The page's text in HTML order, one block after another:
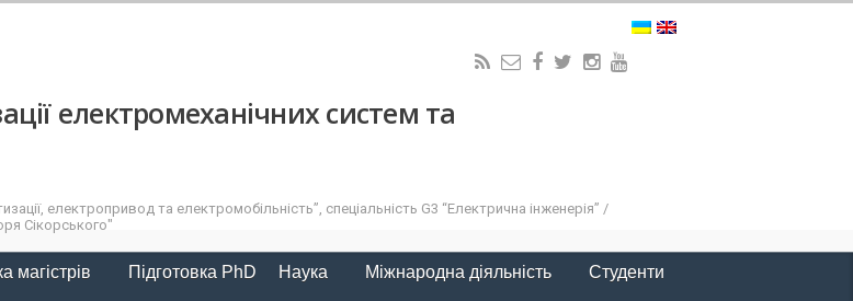
електромеханічних систем та
електропривод та електромобільність”, спеціальність G3 “Електрична інженерія” /
Сікорського"
магістрів Підготовка PhD Наука Міжнародна діяльність Студенти